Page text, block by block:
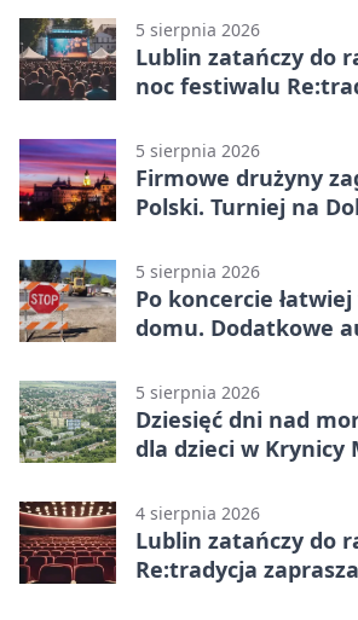
5 sierpnia 2026
Lublin zatańczy do
noc festiwalu
5 sierpnia 2026
Firmowe drużyny
Polski. Turniej na
5 sierpnia 2026
Po koncercie
domu. Dodatkowe
5 sierpnia 2026
Dziesięć dni nad
dla dzieci w Krynicy
4 sierpnia 2026
Lublin zatańczy do
Re:tradycja